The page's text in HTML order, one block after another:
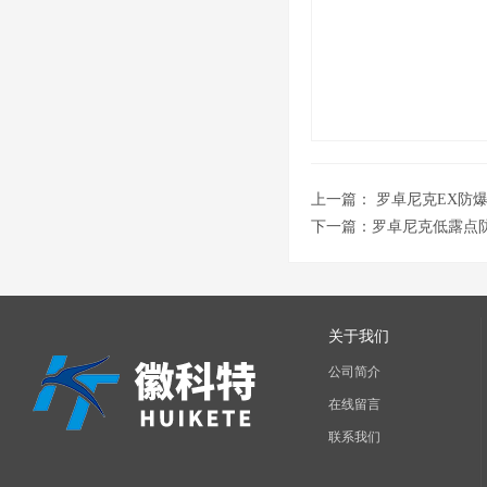
上一篇： 罗卓尼克EX防
下一篇： 罗卓尼克低露点
关于我们
公司简介
在线留言
联系我们